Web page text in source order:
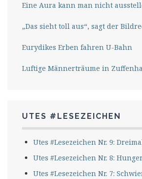
Eine Aura kann man nicht
„Das sieht toll aus“, sagt der
Eurydikes Erben fahren U-Bahn
Luftige Männerträume in
UTES #LESEZEICHEN
Utes #Lesezeichen Nr. 9:
Utes #Lesezeichen Nr. 8:
Utes #Lesezeichen Nr. 7: